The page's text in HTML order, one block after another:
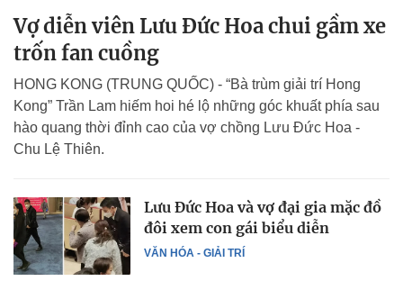
Vợ diễn viên Lưu Đức Hoa chui gầm xe
trốn fan cuồng
HONG KONG (TRUNG QUỐC) - “Bà trùm giải trí Hong
Kong” Trần Lam hiếm hoi hé lộ những góc khuất phía sau
hào quang thời đỉnh cao của vợ chồng Lưu Đức Hoa -
Chu Lệ Thiên.
VĂN HÓA - GIẢI TRÍ
Lưu Đức Hoa và vợ đại gia mặc đồ
đôi xem con gái biểu diễn